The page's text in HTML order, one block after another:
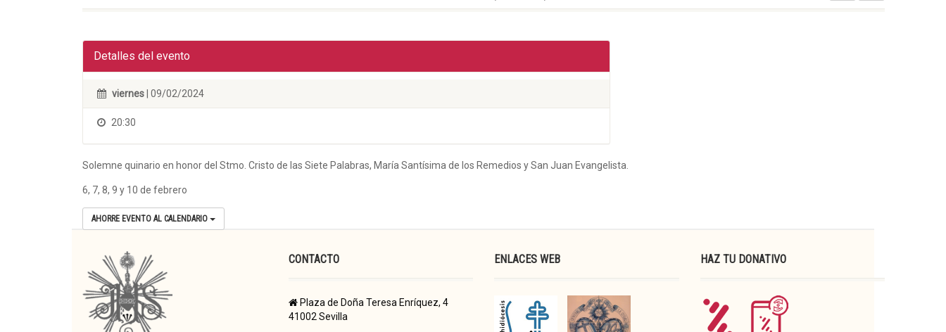
Detalles del evento
viernes | 09/02/2024
20:30
Solemne quinario en honor del Stmo. Cristo de las Siete Palabras, María Santísima de los Remedios y San Juan Evangelista.
6, 7, 8, 9 y 10 de febrero
AHORRE EVENTO AL CALENDARIO
CONTACTO
Plaza de Doña Teresa Enríquez, 4
41002 Sevilla
ENLACES WEB HAZ TU DONATIVO